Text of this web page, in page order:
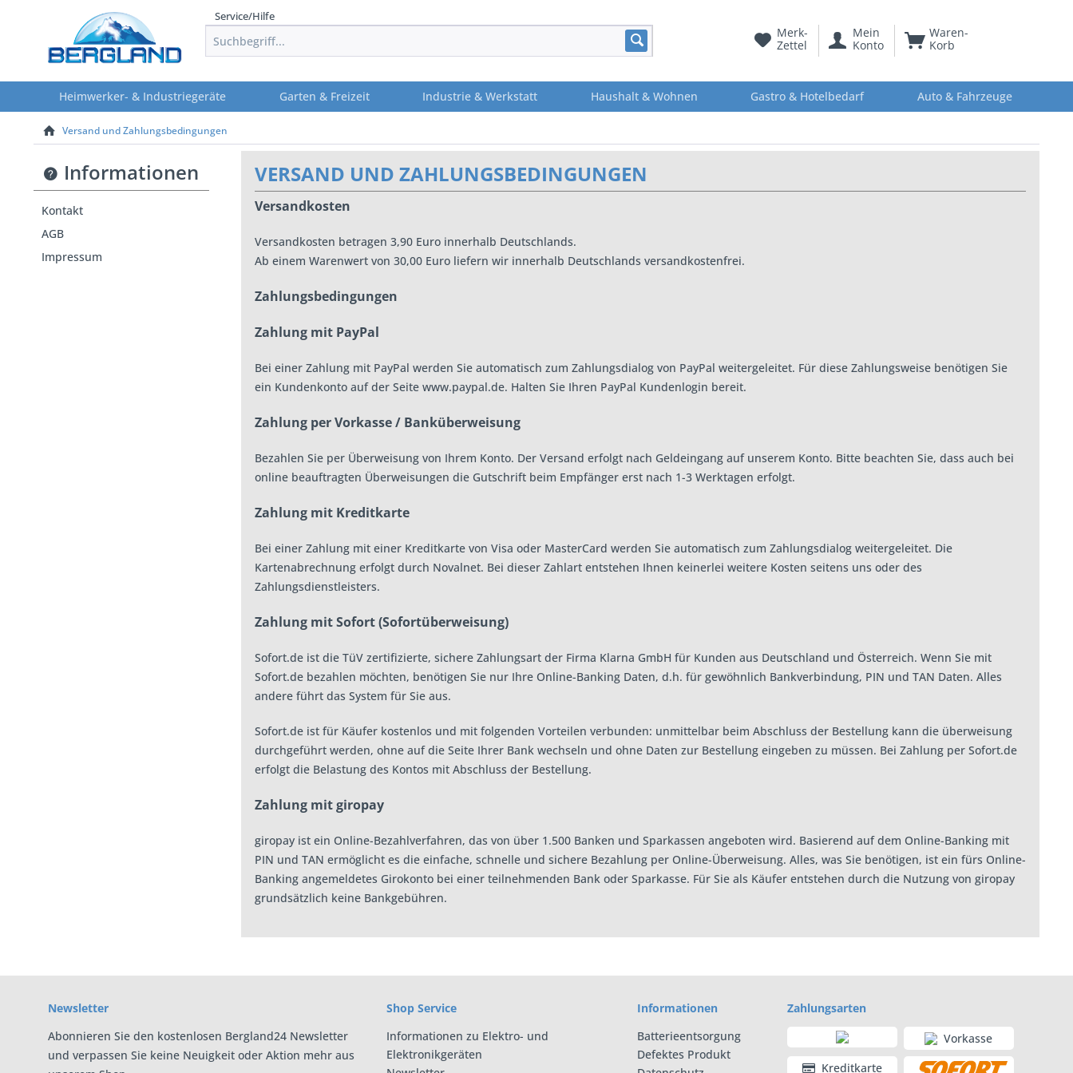
Service/Hilfe
Merk-
Zettel
Mein
Konto
Waren-
Korb
Heimwerker- & Industriegeräte Garten & Freizeit Industrie & Werkstatt Haushalt & Wohnen Gastro & Hotelbedarf Auto & Fahrzeuge
Versand und Zahlungsbedingungen
Informationen
Kontakt
AGB
Impressum
VERSAND UND ZAHLUNGSBEDINGUNGEN
Versandkosten
Versandkosten betragen 3,90 Euro innerhalb Deutschlands.
Ab einem Warenwert von 30,00 Euro liefern wir innerhalb Deutschlands versandkostenfrei.
Zahlungsbedingungen
Zahlung mit PayPal
Bei einer Zahlung mit PayPal werden Sie automatisch zum Zahlungsdialog von PayPal weitergeleitet. Für diese Zahlungsweise benötigen Sie
ein Kundenkonto auf der Seite www.paypal.de. Halten Sie Ihren PayPal Kundenlogin bereit.
Zahlung per Vorkasse / Banküberweisung
Bezahlen Sie per Überweisung von Ihrem Konto. Der Versand erfolgt nach Geldeingang auf unserem Konto. Bitte beachten Sie, dass auch bei
online beauftragten Überweisungen die Gutschrift beim Empfänger erst nach 1-3 Werktagen erfolgt.
Zahlung mit Kreditkarte
Bei einer Zahlung mit einer Kreditkarte von Visa oder MasterCard werden Sie automatisch zum Zahlungsdialog weitergeleitet. Die
Kartenabrechnung erfolgt durch Novalnet. Bei dieser Zahlart entstehen Ihnen keinerlei weitere Kosten seitens uns oder des
Zahlungsdienstleisters.
Zahlung mit Sofort (Sofortüberweisung)
Sofort.de ist die TüV zertifizierte, sichere Zahlungsart der Firma Klarna GmbH für Kunden aus Deutschland und Österreich. Wenn Sie mit
Sofort.de bezahlen möchten, benötigen Sie nur Ihre Online-Banking Daten, d.h. für gewöhnlich Bankverbindung, PIN und TAN Daten. Alles
andere führt das System für Sie aus.
Sofort.de ist für Käufer kostenlos und mit folgenden Vorteilen verbunden: unmittelbar beim Abschluss der Bestellung kann die überweisung
durchgeführt werden, ohne auf die Seite Ihrer Bank wechseln und ohne Daten zur Bestellung eingeben zu müssen. Bei Zahlung per Sofort.de
erfolgt die Belastung des Kontos mit Abschluss der Bestellung.
Zahlung mit giropay
giropay ist ein Online-Bezahlverfahren, das von über 1.500 Banken und Sparkassen angeboten wird. Basierend auf dem Online-Banking mit
PIN und TAN ermöglicht es die einfache, schnelle und sichere Bezahlung per Online-Überweisung. Alles, was Sie benötigen, ist ein fürs Online-
Banking angemeldetes Girokonto bei einer teilnehmenden Bank oder Sparkasse. Für Sie als Käufer entstehen durch die Nutzung von giropay
grundsätzlich keine Bankgebühren.
Newsletter
Abonnieren Sie den kostenlosen Bergland24 Newsletter
und verpassen Sie keine Neuigkeit oder Aktion mehr aus
Shop Service
Informationen zu Elektro- und
Elektronikgeräten
Informationen
Batterieentsorgung
Defektes Produkt
Zahlungsarten
Vorkasse
Kreditkarte